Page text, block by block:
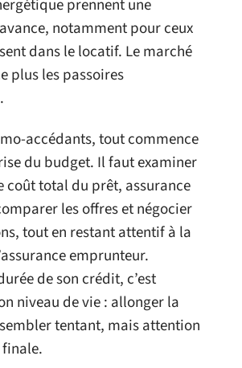
prennent une
notamment pour ceux
dans le locatif. Le marché
plus les passoires
accédants, tout commence
du budget. Il faut examiner
coût total du prêt, assurance
les offres et négocier
tout en restant attentif à la
emprunteur.
de son crédit, c’est
niveau de vie : allonger la
tentant, mais attention